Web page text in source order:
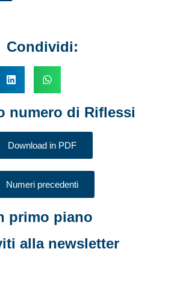
Condividi:
numero di Riflessi
Download in PDF
Numeri precedenti
primo piano
alla newsletter